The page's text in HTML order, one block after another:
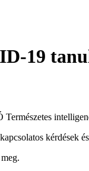
19
kérdések